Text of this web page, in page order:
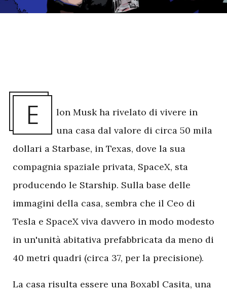
E
lon Musk ha rivelato di vivere in
una casa dal valore di circa 50 mila
dollari a Starbase, in Texas, dove la sua
compagnia spaziale privata, SpaceX, sta
producendo le Starship. Sulla base delle
immagini della casa, sembra che il Ceo di
Tesla e SpaceX viva davvero in modo modesto
in un'unità abitativa prefabbricata da meno di
40 metri quadri (circa 37, per la precisione).
La casa risulta essere una Boxabl Casita, una